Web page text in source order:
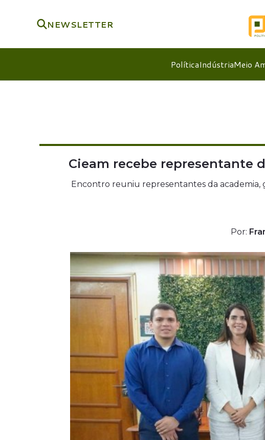
NEWSLETTER
PolíticaIndústriaMeio
Cieam recebe representante
Encontro reuniu representantes da academia,
Por: